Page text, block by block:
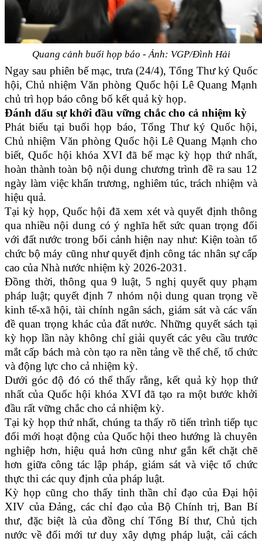
Quang cảnh buổi họp báo - Ảnh: VGP/Đình Hải
Ngay sau phiên bế mạc, trưa (24/4), Tổng Thư ký Quốc
hội, Chủ nhiệm Văn phòng Quốc hội Lê Quang Mạnh
chủ trì họp báo công bố kết quả kỳ họp.
Đánh dấu sự khởi đầu vững chắc cho cả nhiệm kỳ
Phát biểu tại buổi họp báo, Tổng Thư ký Quốc hội,
Chủ nhiệm Văn phòng Quốc hội Lê Quang Mạnh cho
biết, Quốc hội khóa XVI đã bế mạc kỳ họp thứ nhất,
hoàn thành toàn bộ nội dung chương trình đề ra sau 12
ngày làm việc khẩn trương, nghiêm túc, trách nhiệm và
hiệu quả.
Tại kỳ họp, Quốc hội đã xem xét và quyết định thông
qua nhiều nội dung có ý nghĩa hết sức quan trọng đối
với đất nước trong bối cảnh hiện nay như: Kiện toàn tổ
chức bộ máy cũng như quyết định công tác nhân sự cấp
cao của Nhà nước nhiệm kỳ 2026-2031.
Đồng thời, thông qua 9 luật, 5 nghị quyết quy phạm
pháp luật; quyết định 7 nhóm nội dung quan trọng về
kinh tế-xã hội, tài chính ngân sách, giám sát và các vấn
đề quan trọng khác của đất nước. Những quyết sách tại
kỳ họp lần này không chỉ giải quyết các yêu cầu trước
mắt cấp bách mà còn tạo ra nền tảng về thể chế, tổ chức
và động lực cho cả nhiệm kỳ.
Dưới góc độ đó có thể thấy rằng, kết quả kỳ họp thứ
nhất của Quốc hội khóa XVI đã tạo ra một bước khởi
đầu rất vững chắc cho cả nhiệm kỳ.
Tại kỳ họp thứ nhất, chúng ta thấy rõ tiến trình tiếp tục
đổi mới hoạt động của Quốc hội theo hướng là chuyên
nghiệp hơn, hiệu quả hơn cũng như gắn kết chặt chẽ
hơn giữa công tác lập pháp, giám sát và việc tổ chức
thực thi các quy định của pháp luật.
Kỳ họp cũng cho thấy tinh thần chỉ đạo của Đại hội
XIV của Đảng, các chỉ đạo của Bộ Chính trị, Ban Bí
thư, đặc biệt là của đồng chí Tổng Bí thư, Chủ tịch
nước về đổi mới tư duy xây dựng pháp luật, cải cách